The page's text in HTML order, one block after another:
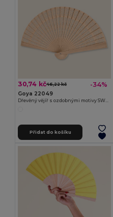
30,74 kč46,22 kč -34%
Goya 22049
Dřevěný vějíř s ozdobnými motivy SWEET
Přidat do košíku